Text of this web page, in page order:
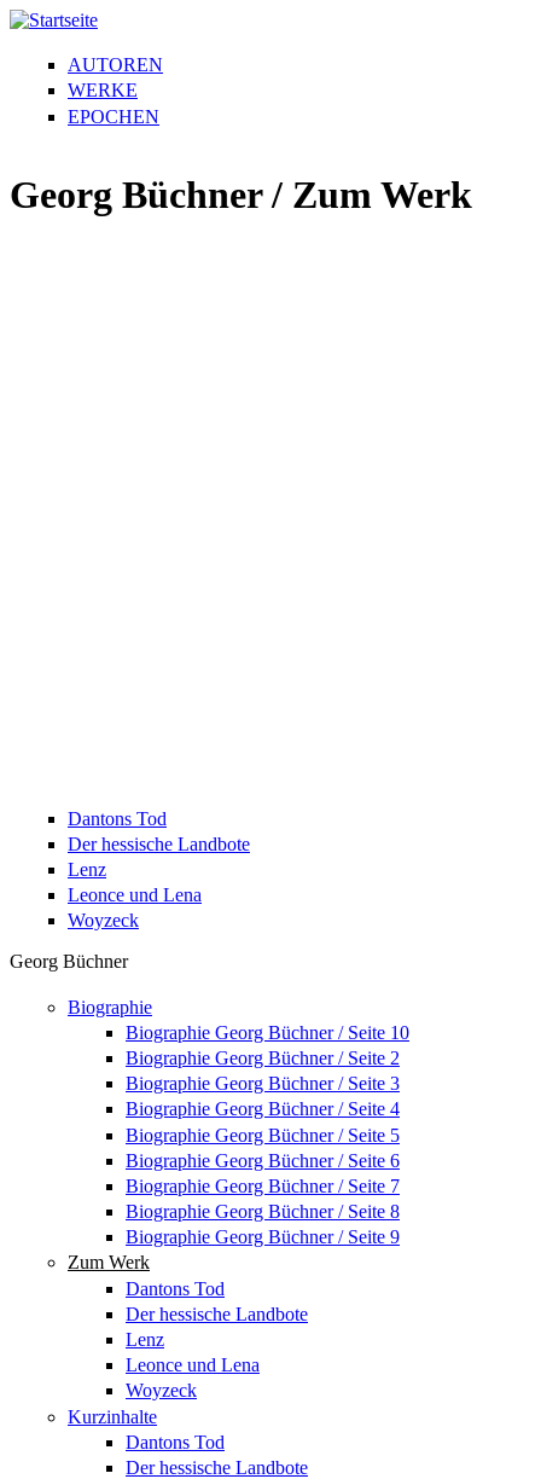
AUTOREN
WERKE
EPOCHEN
Georg Büchner / Zum Werk
Dantons Tod
Der hessische Landbote
Lenz
Leonce und Lena
Woyzeck
Georg Büchner
Biographie
Biographie Georg Büchner / Seite 10
Biographie Georg Büchner / Seite 2
Biographie Georg Büchner / Seite 3
Biographie Georg Büchner / Seite 4
Biographie Georg Büchner / Seite 5
Biographie Georg Büchner / Seite 6
Biographie Georg Büchner / Seite 7
Biographie Georg Büchner / Seite 8
Biographie Georg Büchner / Seite 9
Zum Werk
Dantons Tod
Der hessische Landbote
Lenz
Leonce und Lena
Woyzeck
Kurzinhalte
Dantons Tod
Der hessische Landbote